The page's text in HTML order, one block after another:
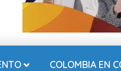
COLOMBIA EN